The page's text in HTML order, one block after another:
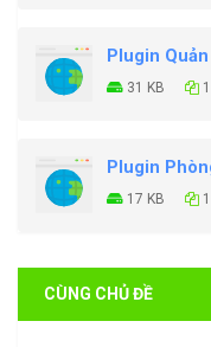
Plugin
31 KB
Plugin
17 KB
CÙNG CHỦ ĐỀ